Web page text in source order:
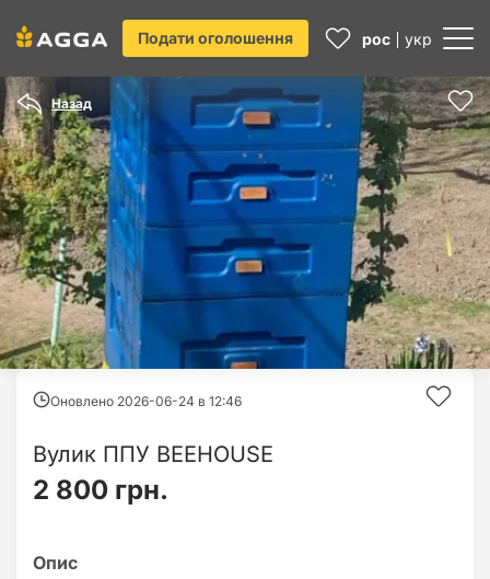
Подати оголошення рос укр
Назад
Оновлено 2026-06-24 в 12:46
Вулик ППУ BEEHOUSE
2 800 грн.